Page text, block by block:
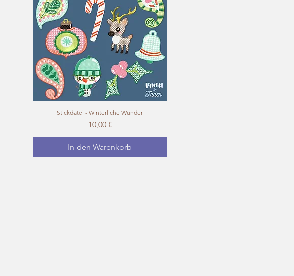
Schnellansicht
Stickdatei - Winterliche Wunder
Preis
10,00 €
In den Warenkorb